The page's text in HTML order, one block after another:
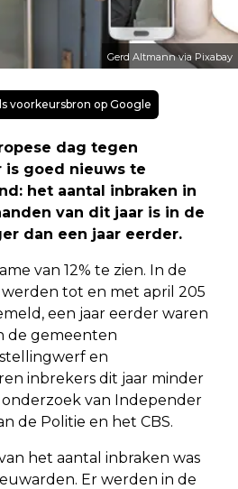
Gerd Altmann via Pixabay
voorkeursbron op Google
dag tegen
is goed nieuws te
het aantal inbraken in
van dit jaar is in de
dan een jaar eerder.
van 12% te zien. In de
tot en met april 205
een jaar eerder waren
de gemeenten
en
inbrekers dit jaar minder
van Independer
de Politie en het CBS.
het aantal inbraken was
Er werden in de